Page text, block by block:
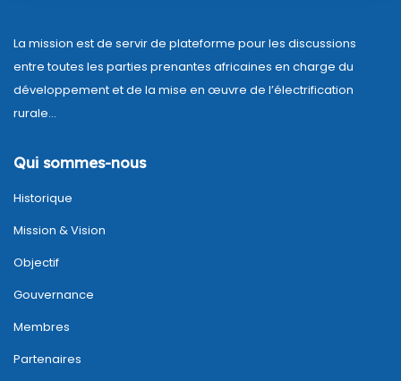
La mission est de servir de plateforme pour les discussions
entre toutes les parties prenantes africaines en charge du
développement et de la mise en œuvre de l’électrification
rurale…
Qui sommes-nous
Historique
Mission & Vision
Objectif
Gouvernance
Membres
Partenaires